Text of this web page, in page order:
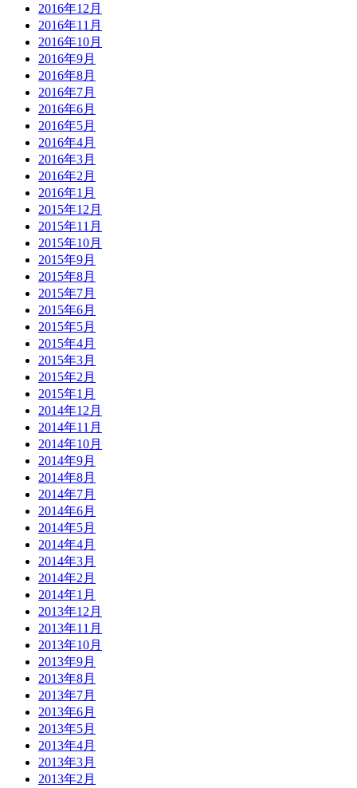
2016年12月
2016年11月
2016年10月
2016年9月
2016年8月
2016年7月
2016年6月
2016年5月
2016年4月
2016年3月
2016年2月
2016年1月
2015年12月
2015年11月
2015年10月
2015年9月
2015年8月
2015年7月
2015年6月
2015年5月
2015年4月
2015年3月
2015年2月
2015年1月
2014年12月
2014年11月
2014年10月
2014年9月
2014年8月
2014年7月
2014年6月
2014年5月
2014年4月
2014年3月
2014年2月
2014年1月
2013年12月
2013年11月
2013年10月
2013年9月
2013年8月
2013年7月
2013年6月
2013年5月
2013年4月
2013年3月
2013年2月